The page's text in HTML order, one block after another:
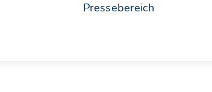
Pressebereich